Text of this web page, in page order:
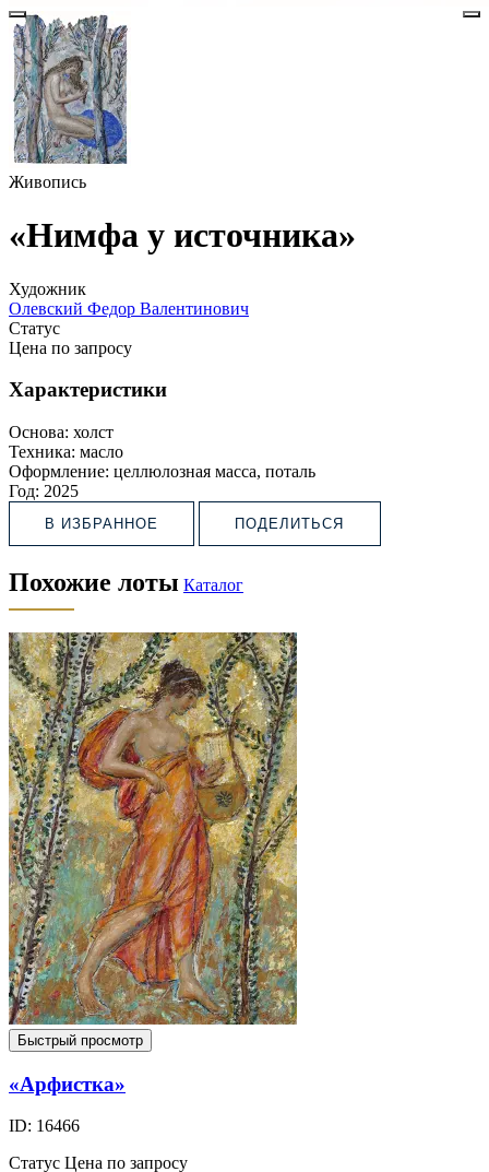
Живопись
«Нимфа у источника»
Художник
Олевский Федор Валентинович
Статус
Цена по запросу
Характеристики
Основа: холст
Техника: масло
Оформление: целлюлозная масса, поталь
Год: 2025
В ИЗБРАННОЕ ПОДЕЛИТЬСЯ
Похожие лоты Каталог
Быстрый просмотр
«Арфистка»
ID: 16466
Статус Цена по запросу